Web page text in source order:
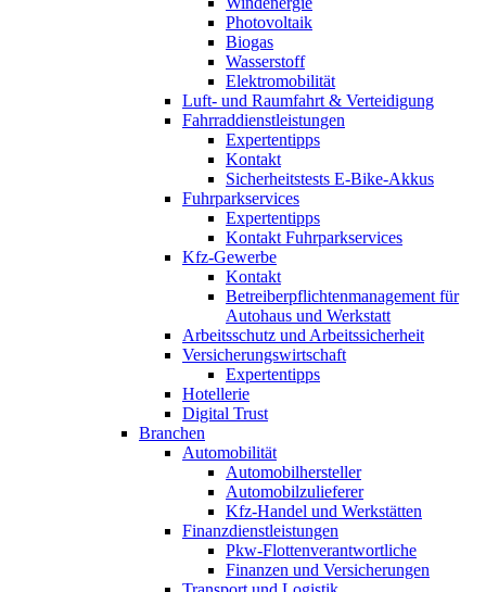
Photovoltaik
Biogas
Wasserstoff
Elektromobilität
Luft- und Raumfahrt & Verteidigung
Fahrraddienstleistungen
Expertentipps
Kontakt
Sicherheitstests E-Bike-Akkus
Fuhrparkservices
Expertentipps
Kontakt Fuhrparkservices
Kfz-Gewerbe
Kontakt
Betreiberpflichtenmanagement für
Autohaus und Werkstatt
Arbeitsschutz und Arbeitssicherheit
Versicherungswirtschaft
Expertentipps
Hotellerie
Digital Trust
Branchen
Automobilität
Automobilhersteller
Automobilzulieferer
Kfz-Handel und Werkstätten
Finanzdienstleistungen
Pkw‑Flottenverantwortliche
Finanzen und Versicherungen